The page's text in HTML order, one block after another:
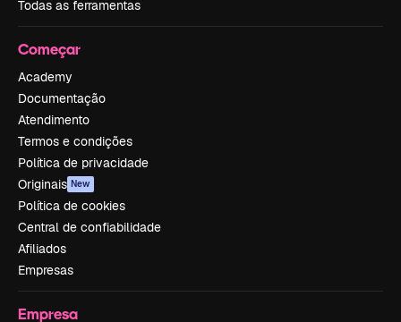
Todas as ferramentas
Começar
Academy
Documentação
Atendimento
Termos e condições
Política de privacidade
Originais New
Política de cookies
Central de confiabilidade
Afiliados
Empresas
Empresa